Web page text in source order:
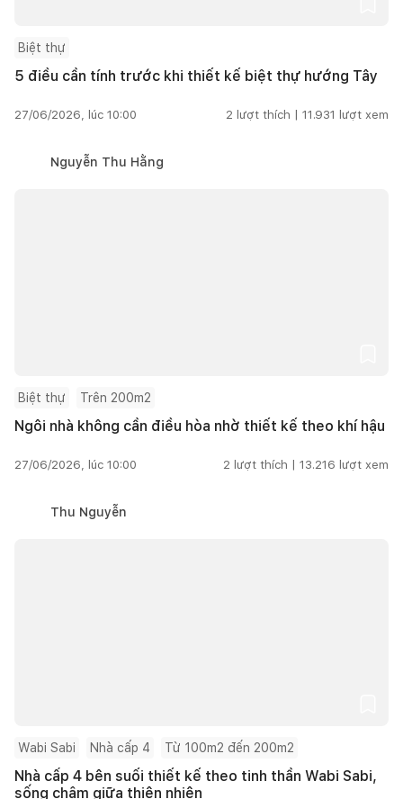
Biệt thự
5 điều cần tính trước khi thiết kế biệt thự hướng Tây
27/06/2026, lúc 10:00 2 lượt thích | 11.931 lượt xem
Nguyễn Thu Hằng
Biệt thự Trên 200m2
Ngôi nhà không cần điều hòa nhờ thiết kế theo khí hậu
27/06/2026, lúc 10:00 2 lượt thích | 13.216 lượt xem
Thu Nguyễn
Wabi Sabi Nhà cấp 4 Từ 100m2 đến 200m2
Nhà cấp 4 bên suối thiết kế theo tinh thần Wabi Sabi,
sống chậm giữa thiên nhiên